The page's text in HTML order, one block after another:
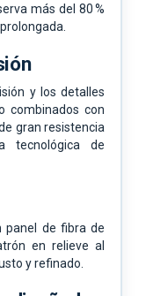
más del 80 %
y los detalles
combinados con
gran resistencia
tecnológica de
panel de fibra de
en relieve al
y refinado.